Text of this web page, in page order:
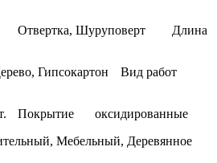
Отвертка, Шуруповерт
Длина
Гипсокартон
Вид работ
Покрытие
оксидированные
Мебельный, Деревянное